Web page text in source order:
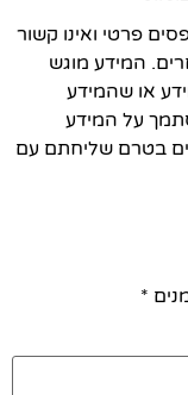
פרטי ואינו קשור
המידע מוגש
או שהמידע
על המידע
בטרם שליחתם עם
*